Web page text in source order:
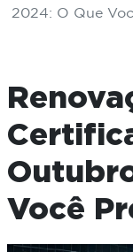
2024: O Que
Você